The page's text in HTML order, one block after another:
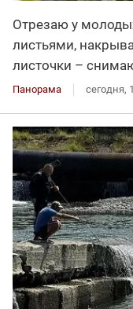
Отрезаю у
листьями,
листочки –
Панорама сегодня,